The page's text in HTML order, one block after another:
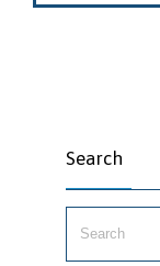
Search